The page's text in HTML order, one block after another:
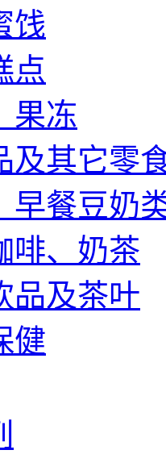
饯
点
果冻
及其它零
早餐豆奶
啡、奶茶
品及茶叶
健